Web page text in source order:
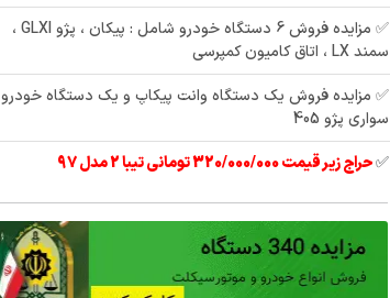
✅ مزایده فروش 6 دستگاه خودرو شامل : پیکان ، پژو GLXI ،
سمند LX ، اتاق کامیون کمپرسی
✅ مزایده فروش یک دستگاه وانت پیکاپ و یک دستگاه خودرو
سواری پژو 405
✅حراج زیر قیمت 320/000/000 تومانی تیبا 2 مدل 97